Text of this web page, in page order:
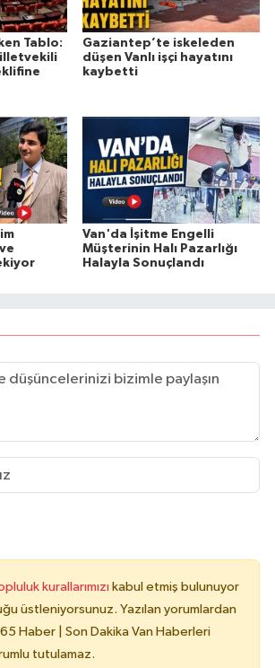
Tablo:
Gaziantep’te iskeleden
düşen Vanlı işçi hayatını
kaybetti
Van'da İşitme Engelli
Müşterinin Halı Pazarlığı
Halayla Sonuçlandı
kurallarımızı kabul etmiş bulunuyor
üstleniyorsunuz. Yazılan yorumlardan
Haber | Son Dakika Van Haberleri
tutulamaz.